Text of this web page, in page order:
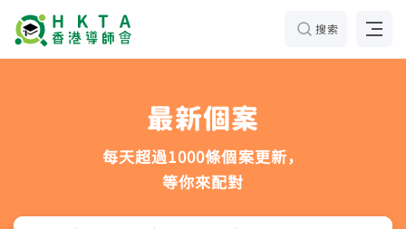
搜索
最新個案
每天超過1000條個案更新，
等你來配對